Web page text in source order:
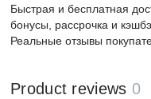
Быстрая и бесплатная
бонусы, рассрочка и
Реальные отзывы
Product reviews 0